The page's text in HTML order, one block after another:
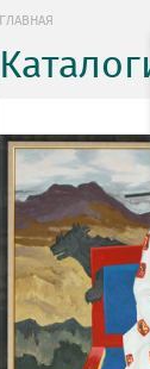
ГЛАВНАЯ